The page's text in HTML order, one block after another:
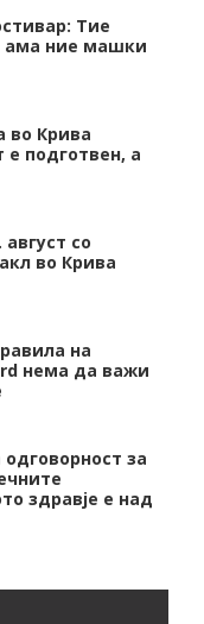
Тие
ама ние машки
во Крива
е подготвен, а
со
во Крива
на
нема да важи
за
здравје е над